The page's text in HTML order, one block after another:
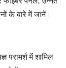
के बारे में जानें।
परामर्श में शामिल